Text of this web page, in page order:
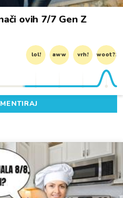
ovih 7/7 Gen Z
lol! aww vrh! woot?!